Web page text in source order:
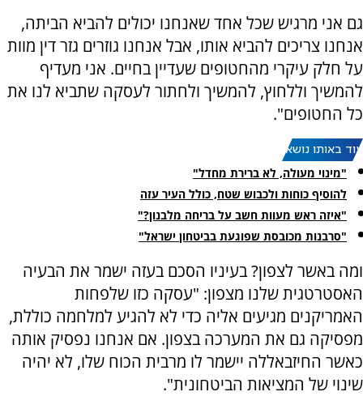
גם אני מרגיש שכל אחד שאנחנו יכולים להביא הביתה,
אנחנו צריכים להביא אותו, אבל אנחנו גוזרים גזר דין מוות
על חלק עיקרי מהחטופים שעדיין בחיים. אני מעדיף
להמשיך וללחוץ, להמשיך ולחתור לעסקה שתביא לנו את
כל החטופים".
עוד באותו נושא:
"מינוי מעולה, לא ברירת מחדל"
להוסיף כוחות ולכבוש שטח, כולל העיר עזה
"איזה ראש מעוות חשב על בריחה מלבנון?"
"סרבנות מכובסת שפוגעת בביטחון ישראל"
ומה באשר לצפון? בעיניו הסכם בעזה ישמר את הבעיה
האסטרטגית שלנו מצפון: "עסקה כזו שלפחות
האמריקנים מגיעים אליה כדי לא להגיע למלחמה כוללת,
מפסיקה גם את המערכה בצפון. אם אנחנו נפסיק אותה
כאשר החיזבאללה יישמר לו מרבית הכוח שלו, לא יהיה
שינוי של המציאות הביטחונית".